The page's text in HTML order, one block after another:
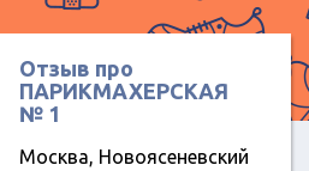
Отзыв про
ПАРИКМАХЕРСКАЯ
№ 1
Москва, Новоясеневский